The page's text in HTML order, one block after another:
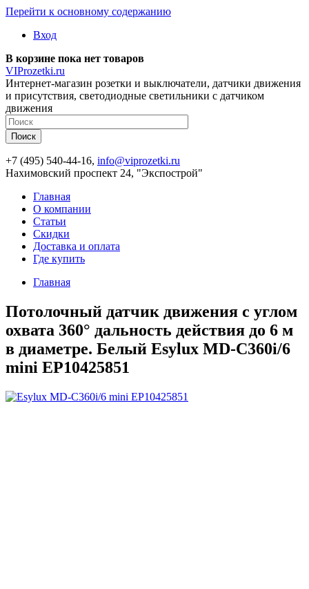
Перейти к основному содержанию
Вход
В корзине пока нет товаров
VIProzetki.ru
Интернет-магазин розетки и выключатели, датчики движения
и присутствия, светодиодные светильники с датчиком
движения
+7 (495) 540-44-16, info@viprozetki.ru
Нахимовский проспект 24, "Экспострой"
Главная
О компании
Статьи
Скидки
Доставка и оплата
Где купить
Главная
Потолочный датчик движения с углом
охвата 360° дальность действия до 6 м
в диаметре. Белый Esylux MD-C360i/6
mini EP10425851